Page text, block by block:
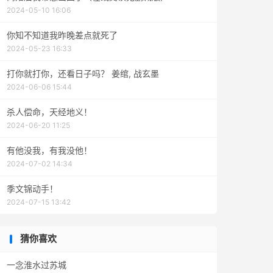
2024-05-10 16:06
你知不知道我昨晚差点就死了
2024-05-23 16:33
打你就打你，还看日子吗？ 姜绾, 战玄墨
2024-06-06 15:44
杀人偿命，天经地义！
2024-06-20 11:25
有他没我，有我没他！
2024-07-02 14:34
季文锦动手！
2024-07-15 13:42
猜你喜欢
一念淮水过苏城